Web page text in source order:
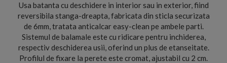
Usa batanta cu deschidere in interior sau in exterior, fiind
reversibila stanga-dreapta, fabricata din sticla securizata
de 6mm, tratata anticalcar easy-clean pe ambele parti.
Sistemul de balamale este cu ridicare pentru inchiderea,
respectiv deschiderea usii, oferind un plus de etanseitate.
Profilul de fixare la perete este cromat, ajustabil cu 2 cm.